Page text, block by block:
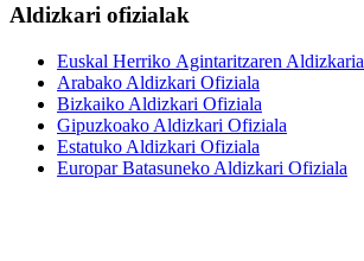
Aldizkari ofizialak
Euskal Herriko Agintaritzaren Aldizkaria
Arabako Aldizkari Ofiziala
Bizkaiko Aldizkari Ofiziala
Gipuzkoako Aldizkari Ofiziala
Estatuko Aldizkari Ofiziala
Europar Batasuneko Aldizkari Ofiziala